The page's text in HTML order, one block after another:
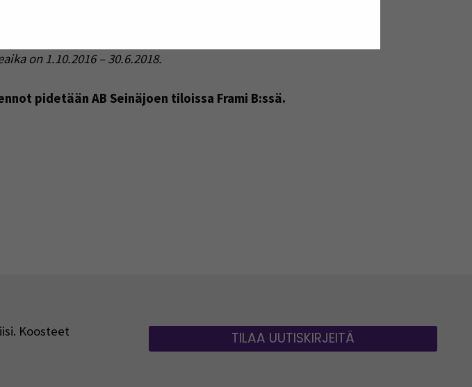
on 1.10.2016 – 30.6.2018.
pidetään AB Seinäjoen tiloissa Frami B:ssä.
Koosteet
TILAA UUTISKIRJEITÄ